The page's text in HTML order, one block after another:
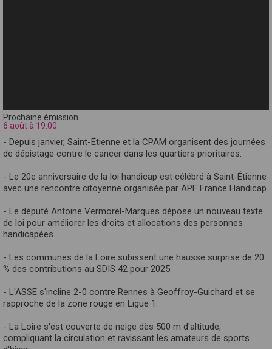
Prochaine émission
6 août à 19:00
- Depuis janvier, Saint-Étienne et la CPAM organisent des journées
de dépistage contre le cancer dans les quartiers prioritaires.
- Le 20e anniversaire de la loi handicap est célébré à Saint-Étienne
avec une rencontre citoyenne organisée par APF France Handicap.
- Le député Antoine Vermorel-Marques dépose un nouveau texte
de loi pour améliorer les droits et allocations des personnes
handicapées.
- Les communes de la Loire subissent une hausse surprise de 20
% des contributions au SDIS 42 pour 2025.
- L'ASSE s'incline 2-0 contre Rennes à Geoffroy-Guichard et se
rapproche de la zone rouge en Ligue 1.
- La Loire s'est couverte de neige dès 500 m d'altitude,
compliquant la circulation et ravissant les amateurs de sports